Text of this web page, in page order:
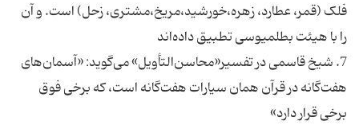
فلک (قمر، عطارد، زهره،خورشید،مریخ،مشتری، زحل) است. و آن
را با هیئت بطلمیوسی تطبیق داده‌اند
7. شیخ قاسمی در تفسیر«محاسن‌التأویل» می‌گوید: «آسمان‌های
هفت‌گانه در قرآن همان سیارات هفت‌گانه است، که برخی فوق
برخی قرار دارد»